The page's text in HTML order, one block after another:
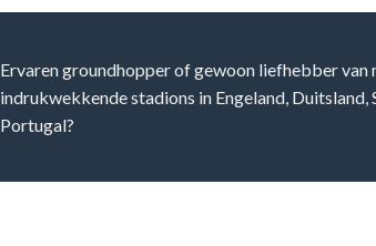
Ervaren groundhopper of gewoon liefhebber van
indrukwekkende stadions in Engeland, Duitsland,
Portugal?